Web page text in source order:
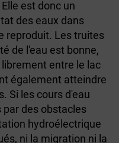
est donc un
des eaux dans
reproduit. Les truites
de l'eau est bonne,
entre le lac
également atteindre
Si les cours d'eau
des obstacles
hydroélectrique
ni la migration ni la